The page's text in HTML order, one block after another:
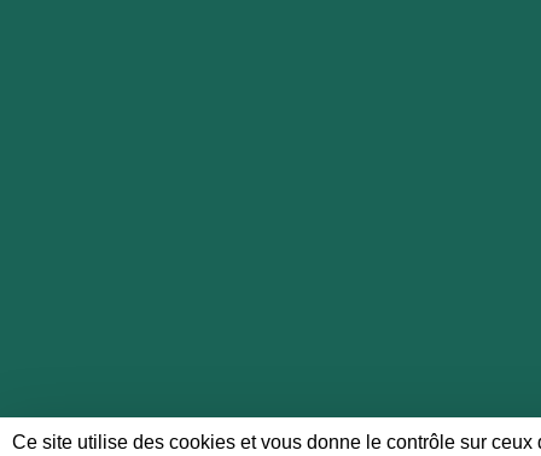
Ce site utilise des cookies et vous donne le contrôle sur ceux